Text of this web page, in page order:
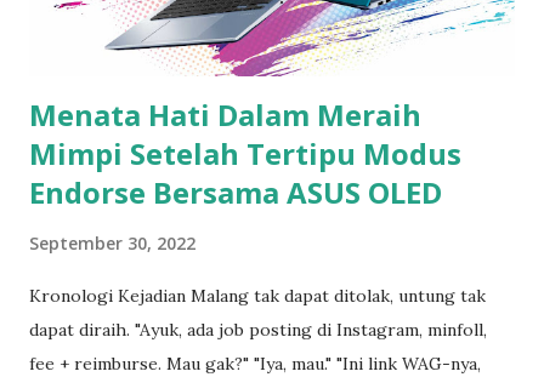
luar biasa akibat kurang tidur. Andai mata bisa berteriak,
pastilah dia minta tolong. Tapi ya, mau gimana ...
Menata Hati Dalam Meraih
Mimpi Setelah Tertipu Modus
Endorse Bersama ASUS OLED
September 30, 2022
Kronologi Kejadian Malang tak dapat ditolak, untung tak
dapat diraih. "Ayuk, ada job posting di Instagram, minfoll,
fee + reimburse. Mau gak?" "Iya, mau." "Ini link WAG-nya,